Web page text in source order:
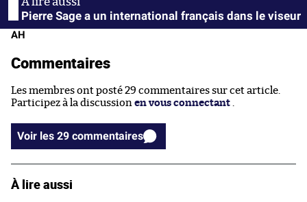
Pierre Sage a un international français dans le viseur
AH
Commentaires
Les membres ont posté 29 commentaires sur cet article.
Participez à la discussion en vous connectant
Voir les 29 commentaires
À lire aussi